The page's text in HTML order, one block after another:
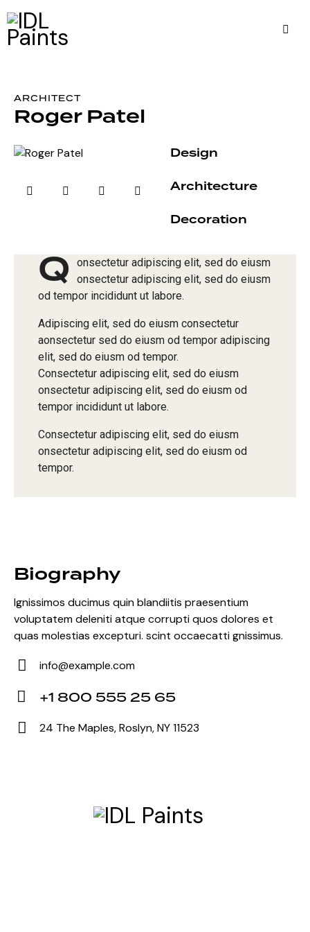
ARCHITECT
Roger Patel
Design
Architecture
Decoration
Q onsectetur adipiscing elit, sed do eiusm
onsectetur adipiscing elit, sed do eiusm
od tempor incididunt ut labore.
Adipiscing elit, sed do eiusm consectetur
aonsectetur sed do eiusm od tempor adipiscing
elit, sed do eiusm od tempor.
Consectetur adipiscing elit, sed do eiusm
onsectetur adipiscing elit, sed do eiusm od
tempor incididunt ut labore.
Consectetur adipiscing elit, sed do eiusm
onsectetur adipiscing elit, sed do eiusm od
tempor.
Biography
Ignissimos ducimus quin blandiitis praesentium
voluptatem deleniti atque corrupti quos dolores et
quas molestias excepturi. scint occaecatti gnissimus.
E-
m
ail:
info@example.com
Ph
on
+1 800 555 25 65
24 The Maples, Roslyn, NY 11523